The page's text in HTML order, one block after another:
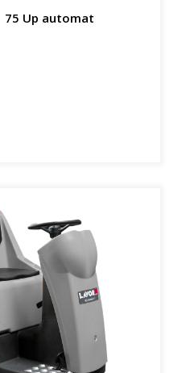
75 Up automat